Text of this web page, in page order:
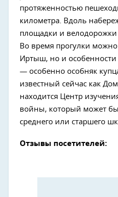
протяженностью
километра. Вдоль
площадки и велодорожки
Во время прогулки
Иртыш, но и особенности
— особенно особняк
известный сейчас как
находится Центр
войны, который может
среднего или старшего
Отзывы посетителей: